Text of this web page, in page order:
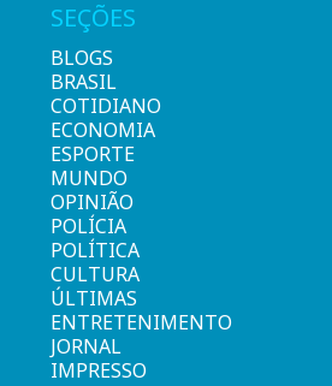
SEÇÕES
BLOGS
BRASIL
COTIDIANO
ECONOMIA
ESPORTE
MUNDO
OPINIÃO
POLÍCIA
POLÍTICA
CULTURA
ÚLTIMAS
ENTRETENIMENTO
JORNAL
IMPRESSO